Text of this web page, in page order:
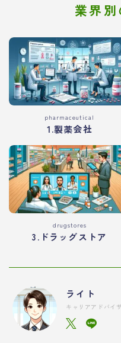
業界
pharmaceutical
1.製薬会社
drugstores
3.ドラッグストア
ライト
キャリアアドバイ